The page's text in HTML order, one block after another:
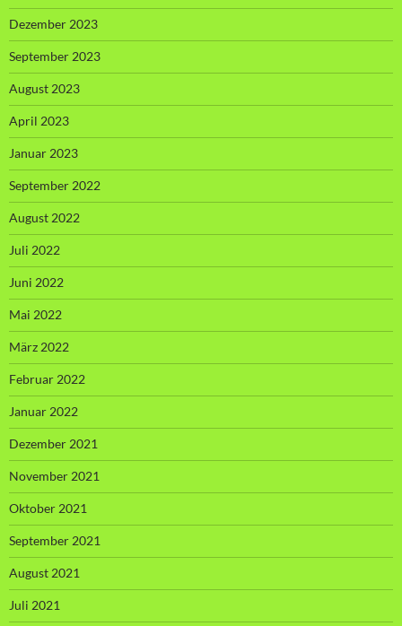
Dezember 2023
September 2023
August 2023
April 2023
Januar 2023
September 2022
August 2022
Juli 2022
Juni 2022
Mai 2022
März 2022
Februar 2022
Januar 2022
Dezember 2021
November 2021
Oktober 2021
September 2021
August 2021
Juli 2021